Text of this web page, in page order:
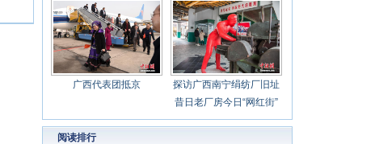
广西代表团抵京
探访广西南宁绢纺厂旧址
昔日老厂房今日“网红街”
阅读排行